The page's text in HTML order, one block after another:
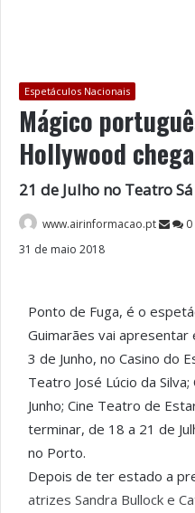
Espetáculos Nacionais
Mágico
Hollywood
21 de Julho no Teatro
www.airinformacao.pt 0
31 de maio 2018
Ponto de Fuga, é o
Guimarães vai
3 de Junho, no Casino do
Teatro José Lúcio da
Junho; Cine Teatro de
terminar, de 18 a 21 de
no Porto.
Depois de ter estado a
atrizes Sandra Bullock e